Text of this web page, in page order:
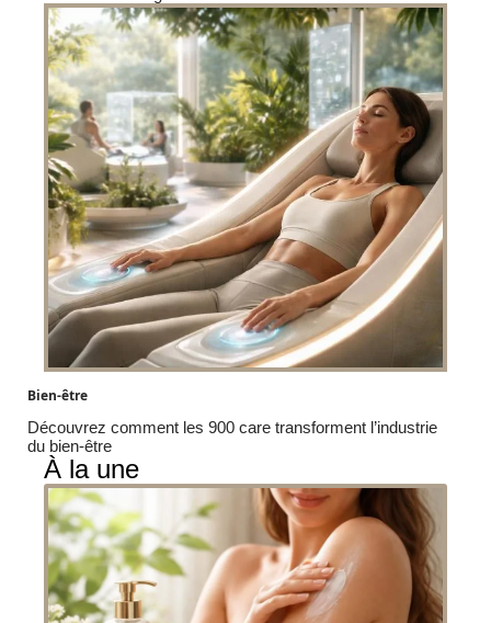
Bien-être
Découvrez comment les 900 care transforment l’industrie
du bien-être
À la une